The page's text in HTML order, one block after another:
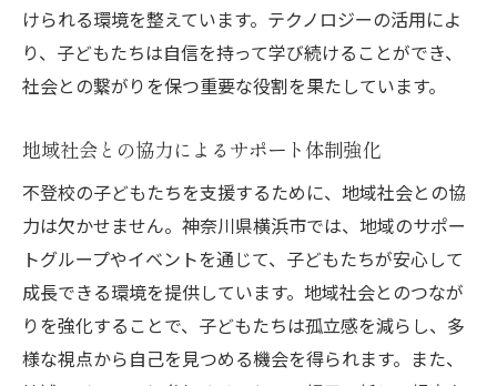
親子での共同プロジェクトへの参加
お互いの気持ちを理解するための時間作り
横浜市における不登校支援の成功事例から学ぶ
効果的な支援戦略の要素
関係者の協力による成功の秘訣
長期的な支援の成果とその評価
実施されたプログラムの具体的効果
成功事例から得られる具体的な教訓
けられる環境を整えています。テクノロジーの活用によ
り、子どもたちは自信を持って学び続けることができ、
社会との繋がりを保つ重要な役割を果たしています。
地域社会との協力によるサポート体制強化
不登校の子どもたちを支援するために、地域社会との協
力は欠かせません。神奈川県横浜市では、地域のサポー
トグループやイベントを通じて、子どもたちが安心して
成長できる環境を提供しています。地域社会とのつなが
りを強化することで、子どもたちは孤立感を減らし、多
様な視点から自己を見つめる機会を得られます。また、